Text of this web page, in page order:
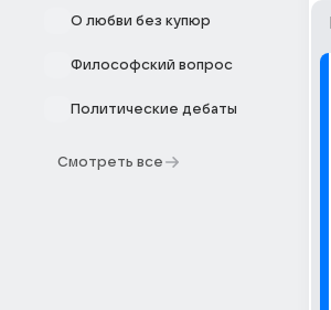
О любви без купюр
Философский вопрос
Политические дебаты
Смотреть все